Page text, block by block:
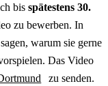
bis spätestens 30.
zu bewerben. In
warum sie gerne
Das Video
zu senden.